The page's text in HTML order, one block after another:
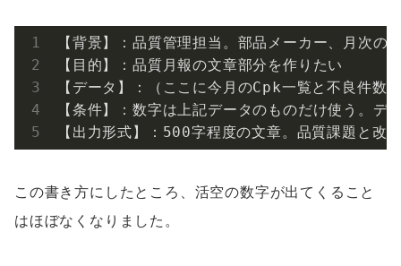
【背景】：品質管理担当。部品メーカー、月次
【目的】：品質月報の文章部分を作りたい
【データ】：（ここに今月のCpk一覧と不良件数
【条件】：数字は上記データのものだけ使う。デ
【出力形式】：500字程度の文章。品質課題と改
この書き方にしたところ、活空の数字が出てくること
はほぼなくなりました。